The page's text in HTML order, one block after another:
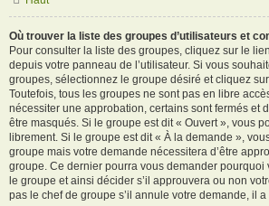
Où trouver la liste des groupes d’utilisateurs et
Pour consulter la liste des groupes, cliquez sur le lien
depuis votre panneau de l’utilisateur. Si vous
groupes, sélectionnez le groupe désiré et cliquez
Toutefois, tous les groupes ne sont pas en libre
nécessiter une approbation, certains sont fermés et
être masqués. Si le groupe est dit « Ouvert », vous
librement. Si le groupe est dit « À la demande »,
groupe mais votre demande nécessitera d’être
groupe. Ce dernier pourra vous demander pourquoi
le groupe et ainsi décider s’il approuvera ou non
pas le chef de groupe s’il annule votre demande, il